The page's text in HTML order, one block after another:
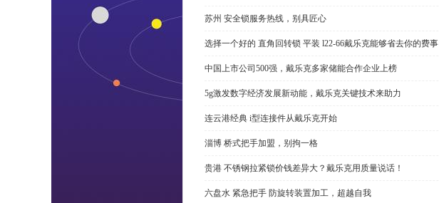
苏州 安全锁服务热线，别具匠心
选择一个好的 直角回转锁 平装 l22-66戴乐克能够省去你的费事
中国上市公司500强，戴乐克多家储能合作企业上榜
5g激发数字经济发展新动能，戴乐克关键技术来助力
连云港经典 i型连接件从戴乐克开始
淄博 桥式把手加盟，别拘一格
贵港 不锈钢拉紧锁价钱差异大？戴乐克用质量说话！
六盘水 紧急把手 防旋转装置加工，超越自我